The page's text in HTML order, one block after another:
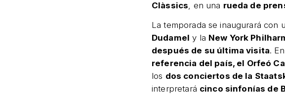
Clàssics, en una rueda de
La temporada se inaugurará con
Dudamel y la New York
después de su última visita.
referencia del país, el Orfeó
los dos conciertos de la
interpretará cinco sinfonías de